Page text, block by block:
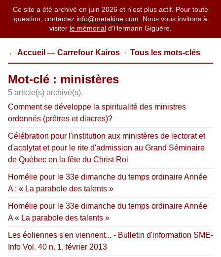
Ce site a été archivé en juin 2026 et n'est plus actif. Pour toute
question, contactez info@metakine.com . Nous vous invitons à
visiter le mémorial d'Hermann Giguère.
← Accueil — Carrefour Kairos · Tous les mots-clés
Mot-clé : ministères
5 article(s) archivé(s).
Comment se développe la spiritualité des ministres
ordonnés (prêtres et diacres)?
Célébration pour l'institution aux ministères de lectorat et
d'acolytat et pour le rite d'admission au Grand Séminaire
de Québec en la fête du Christ Roi
Homélie pour le 33e dimanche du temps ordinaire Année
A : « La parabole des talents »
Homélie pour le 33e dimanche du temps ordinaire Année
A « La parabole des talents »
Les éoliennes s'en viennent... - Bulletin d'information SME-
Info Vol. 40 n. 1, février 2013